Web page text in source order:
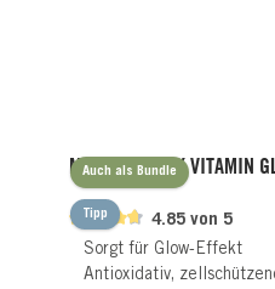
Produktgalerie
Tipp
Auch als Bundle
4.85 von 5
MIRACLE MASK VITAMIN
Sorgt für Glow-Effekt
Antioxidativ,